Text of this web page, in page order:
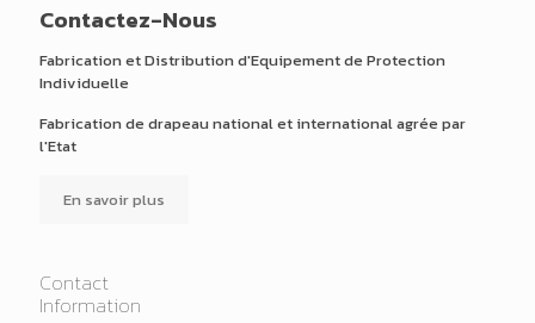
Contactez-Nous
Fabrication et Distribution d'Equipement de Protection
Individuelle
Fabrication de drapeau national et international agrée par
l'Etat
En savoir plus
Contact
Information